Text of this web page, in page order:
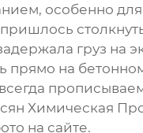
особенно
груз на
прямо на
Химическая
на сайте.